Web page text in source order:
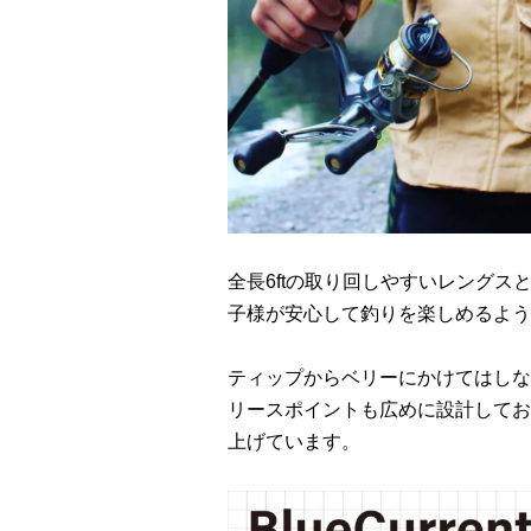
全長6ftの取り回しやすいレングス
子様が安心して釣りを楽しめるよ
ティップからベリーにかけてはし
リースポイントも広めに設計して
上げています。